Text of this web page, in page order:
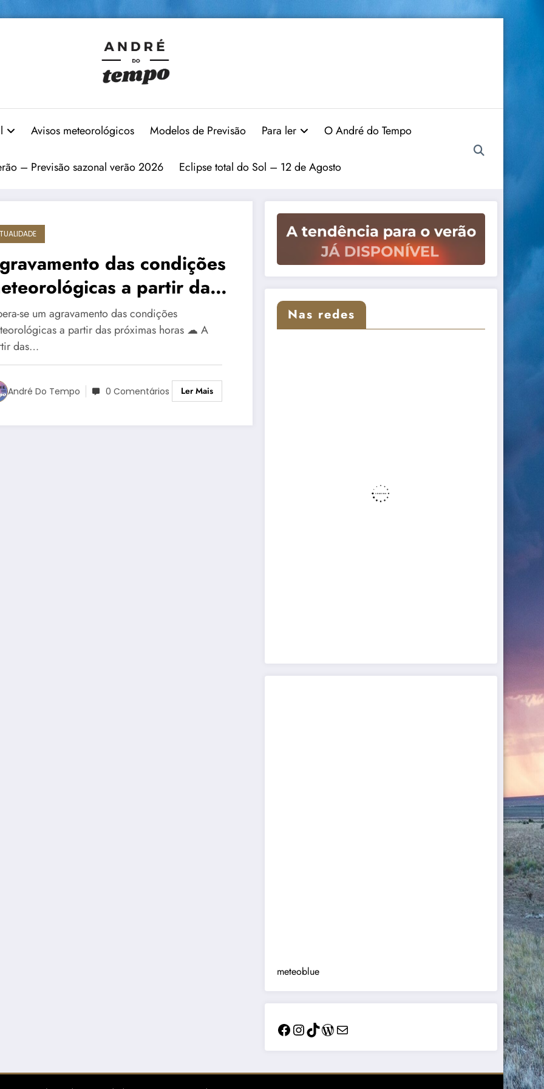
Avisos meteorológicos Modelos de Previsão Para ler O André do Tempo
– Previsão sazonal verão 2026 Eclipse total do Sol – 12 de Agosto
das condições
a partir das
horas
se um agravamento das condições
a partir das próximas horas ☁ A
das…
André Do Tempo 0 Comentários Ler Mais
Nas redes
meteoblue
Facebook
Instagram
TikTok
WordPress
Mail